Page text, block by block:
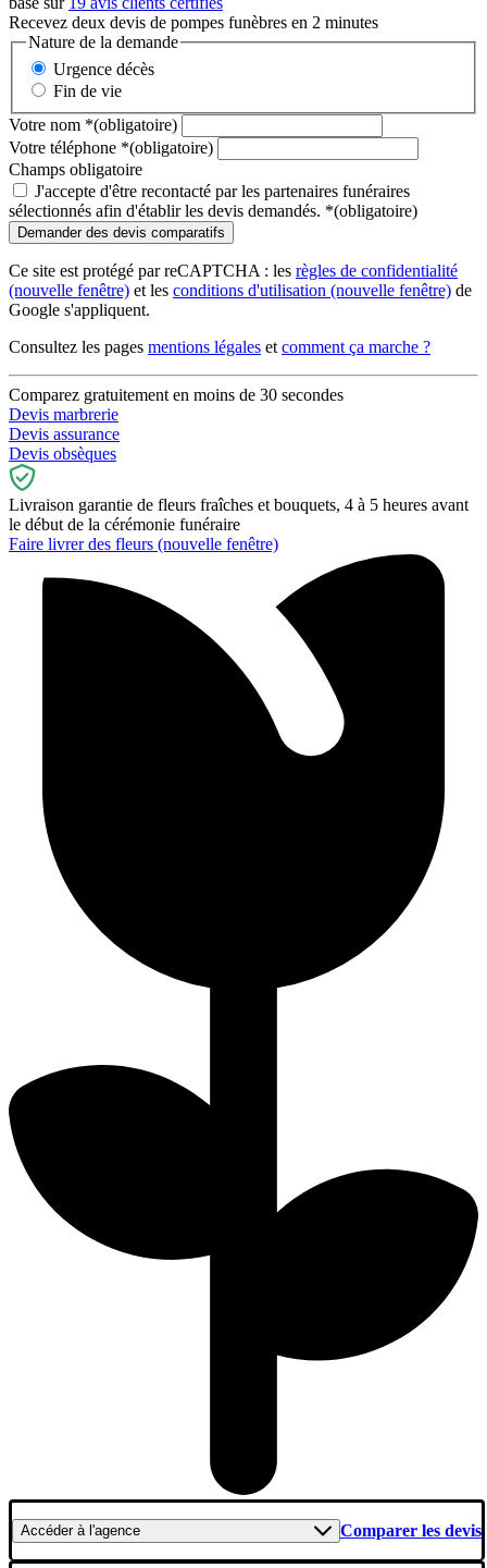
Recevez deux devis de pompes funèbres en 2 minutes
Nature de la demande
Urgence décès
Fin de vie
Votre nom *(obligatoire)
Votre téléphone *(obligatoire)
Champs obligatoire
J'accepte d'être recontacté par les partenaires funéraires
sélectionnés afin d'établir les devis demandés. *(obligatoire)
Ce site est protégé par reCAPTCHA : les règles de confidentialité
(nouvelle fenêtre) et les conditions d'utilisation (nouvelle fenêtre) de
Google s'appliquent.
Consultez les pages mentions légales et comment ça marche ?
Comparez gratuitement en moins de 30 secondes
Devis marbrerie
Devis assurance
Devis obsèques
Livraison garantie de fleurs fraîches et bouquets, 4 à 5 heures avant
le début de la cérémonie funéraire
Faire livrer des fleurs (nouvelle fenêtre)
Accéderà l'agence Comparer les devis